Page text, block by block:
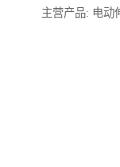
主营产品: 电动